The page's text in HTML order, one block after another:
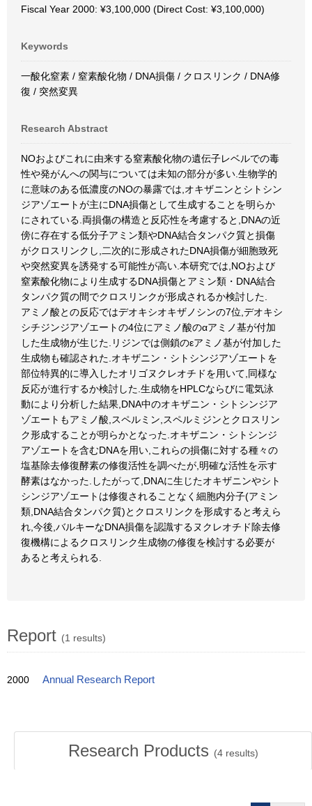
Fiscal Year 2000: ¥3,100,000 (Direct Cost: ¥3,100,000)
Keywords
一酸化窒素 / 窒素酸化物 / DNA損傷 / クロスリンク / DNA修
復 / 突然変異
Research Abstract
NOおよびこれに由来する窒素酸化物の遺伝子レベルでの毒
性や発がんへの関与については未知の部分が多い.生物学的
に意味のある低濃度のNOの暴露では,オキザニンとシトシン
ジアゾエートが主にDNA損傷として生成することを明らか
にされている.両損傷の構造と反応性を考慮すると,DNAの近
傍に存在する低分子アミン類やDNA結合タンパク質と損傷
がクロスリンクし,二次的に形成されたDNA損傷が細胞致死
や突然変異を誘発する可能性が高い.本研究では,NOおよび
窒素酸化物により生成するDNA損傷とアミン類・DNA結合
タンパク質の間でクロスリンクが形成されるか検討した.
アミノ酸との反応ではデオキシオキザノシンの7位,デオキシ
シチジンジアゾエートの4位にアミノ酸のαアミノ基が付加
した生成物が生じた.リジンでは側鎖のεアミノ基が付加した
生成物も確認された.オキザニン・シトシンジアゾエートを
部位特異的に導入したオリゴヌクレオチドを用いて,同様な
反応が進行するか検討した.生成物をHPLCならびに電気泳
動により分析した結果,DNA中のオキザニン・シトシンジア
ゾエートもアミノ酸,スペルミン,スペルミジンとクロスリン
ク形成することが明らかとなった.オキザニン・シトシンジ
アゾエートを含むDNAを用い,これらの損傷に対する種々の
塩基除去修復酵素の修復活性を調べたが,明確な活性を示す
酵素はなかった.したがって,DNAに生じたオキザニンやシト
シンジアゾエートは修復されることなく細胞内分子(アミン
類,DNA結合タンパク質)とクロスリンクを形成すると考えら
れ,今後,バルキーなDNA損傷を認識するヌクレオチド除去修
復機構によるクロスリンク生成物の修復を検討する必要が
あると考えられる.
Report (1 results)
2000 Annual Research Report
Research Products (4results)